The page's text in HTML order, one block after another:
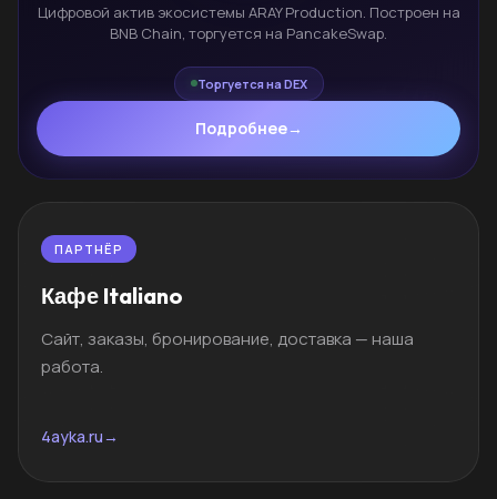
Цифровой актив экосистемы ARAY Production. Построен на
BNB Chain, торгуется на PancakeSwap.
Торгуется на DEX
Подробнее→
ПАРТНЁР
Кафе Italiano
Сайт, заказы, бронирование, доставка — наша
работа.
4ayka.ru→